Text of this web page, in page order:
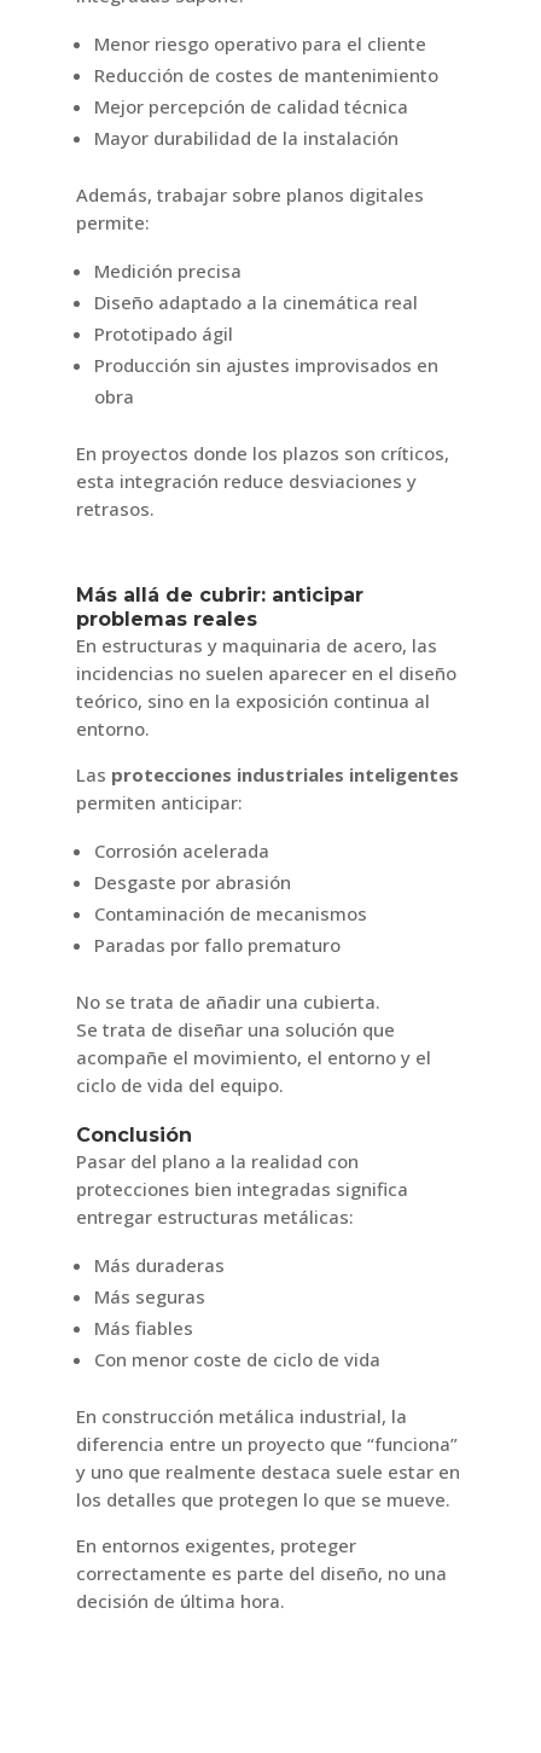
Menor riesgo operativo para el cliente
Reducción de costes de mantenimiento
Mejor percepción de calidad técnica
Mayor durabilidad de la instalación
Además, trabajar sobre planos digitales
permite:
Medición precisa
Diseño adaptado a la cinemática real
Prototipado ágil
Producción sin ajustes improvisados en
obra
En proyectos donde los plazos son críticos,
esta integración reduce desviaciones y
retrasos.
Más allá de cubrir: anticipar
problemas reales
En estructuras y maquinaria de acero, las
incidencias no suelen aparecer en el diseño
teórico, sino en la exposición continua al
entorno.
Las protecciones industriales inteligentes
permiten anticipar:
Corrosión acelerada
Desgaste por abrasión
Contaminación de mecanismos
Paradas por fallo prematuro
No se trata de añadir una cubierta.
Se trata de diseñar una solución que
acompañe el movimiento, el entorno y el
ciclo de vida del equipo.
Conclusión
Pasar del plano a la realidad con
protecciones bien integradas significa
entregar estructuras metálicas:
Más duraderas
Más seguras
Más fiables
Con menor coste de ciclo de vida
En construcción metálica industrial, la
diferencia entre un proyecto que “funciona”
y uno que realmente destaca suele estar en
los detalles que protegen lo que se mueve.
En entornos exigentes, proteger
correctamente es parte del diseño, no una
decisión de última hora.